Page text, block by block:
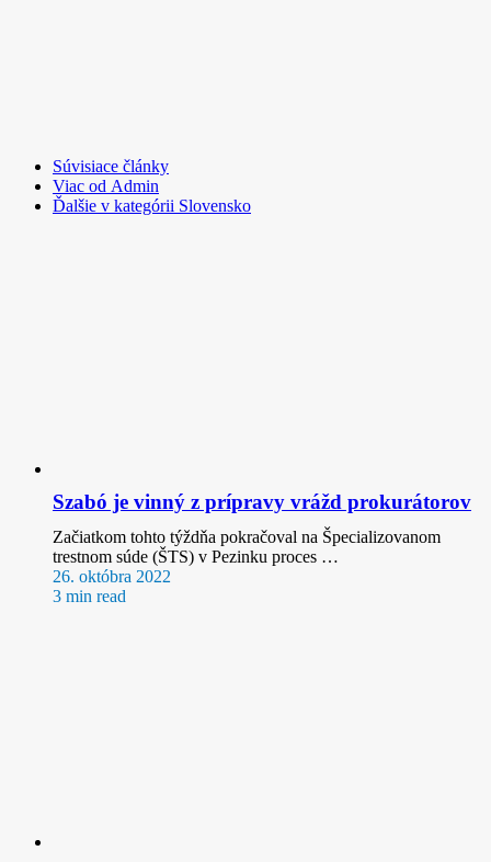
Súvisiace články
Viac od Admin
Ďalšie v kategórii Slovensko
Szabó je vinný z prípravy vrážd prokurátorov
Začiatkom tohto týždňa pokračoval na Špecializovanom
trestnom súde (ŠTS) v Pezinku proces …
26. októbra 2022
3 min read